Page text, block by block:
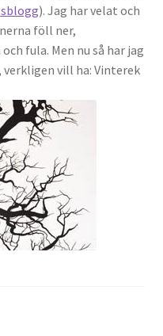
). Jag har velat och
föll ner,
fula. Men nu så har jag
vill ha: Vinterek